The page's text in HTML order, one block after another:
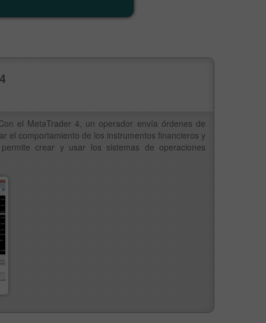
el MetaTrader 4, un operador envía órdenes de
el comportamiento de los instrumentos financieros y
crear y usar los sistemas de operaciones